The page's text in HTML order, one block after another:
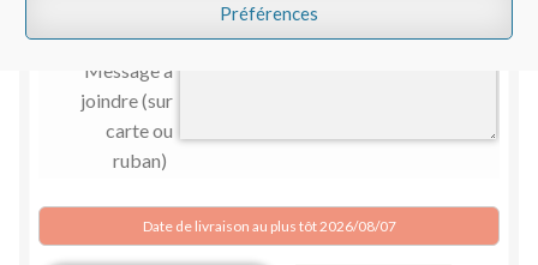
Préférences
produit)
Message à
joindre (sur
carte ou
ruban)
Date de livraison au plus tôt 2026/08/07